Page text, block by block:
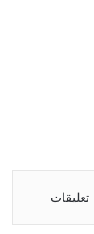
تعليقات